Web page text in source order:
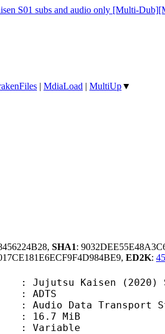
S01 subs and audio only [Multi-
| MdiaLoad | MultiUp▼
SHA1:
ED2K:
(2020)
Transport
MiB